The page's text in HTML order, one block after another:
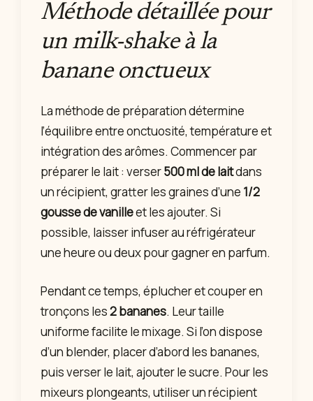
Méthode détaillée pour
un milk-shake à la
banane onctueux
La méthode de préparation détermine
l’équilibre entre onctuosité, température et
intégration des arômes. Commencer par
préparer le lait : verser500 ml de laitdans
un récipient, gratter les graines d’une 1/2
gousse de vanilleet les ajouter. Si
possible, laisser infuser au réfrigérateur
une heure ou deux pour gagner en parfum.
Pendant ce temps, éplucher et couper en
tronçons les2 bananes. Leur taille
uniforme facilite le mixage. Si l’on dispose
d’un blender, placer d’abord les bananes,
puis verser le lait, ajouter le sucre. Pour les
mixeurs plongeants, utiliser un récipient